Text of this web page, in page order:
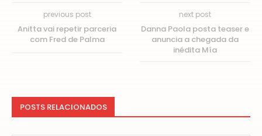
previous post
Anitta vai repetir parceria
com Fred de Palma
next post
Danna Paola posta teaser e
anuncia a chegada da
inédita Mía
POSTS RELACIONADOS